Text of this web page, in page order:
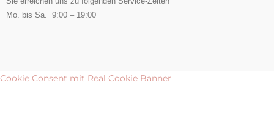
Mo. bis Sa. 9:00 – 19:00
Cookie Consent mit Real Cookie Banner